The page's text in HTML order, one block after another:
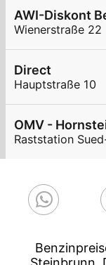
AWI-Diskont
Wienerstraße 22
Direct
Hauptstraße 10